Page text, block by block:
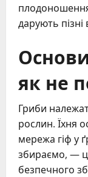
дарують пізні
як не
Гриби
рослин. Їхня
мережа гіф у
збираємо, —
безпечного